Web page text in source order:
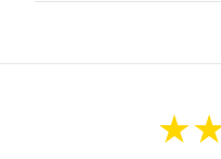
Sportstaske i smart